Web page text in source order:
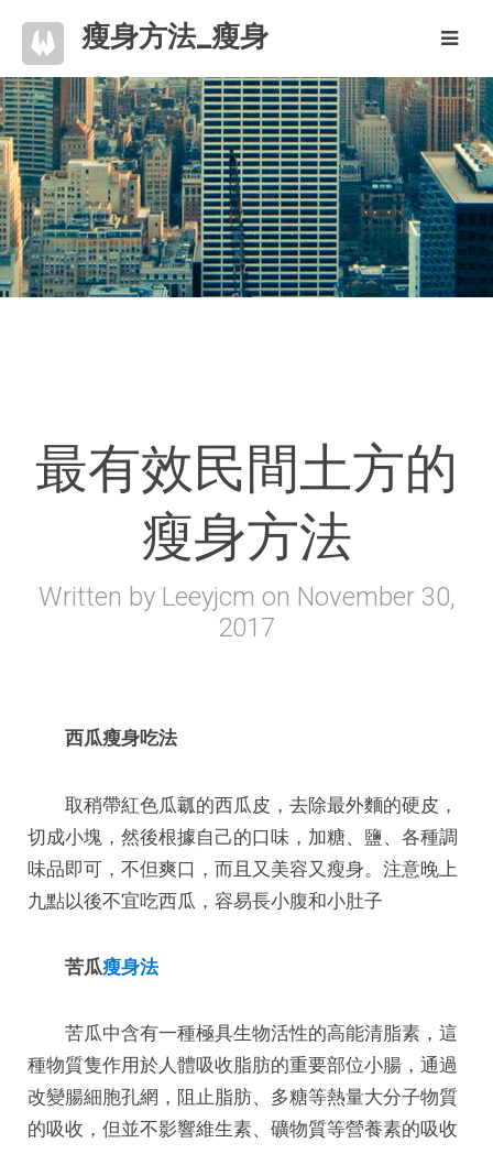
瘦身方法_瘦身
唾手可得
最有效民間土方的
瘦身方法
Written by Leeyjcm on November 30,
2017
西瓜瘦身吃法
取稍帶紅色瓜瓤的西瓜皮，去除最外麵的硬皮，
切成小塊，然後根據自己的口味，加糖、鹽、各種調
味品即可，不但爽口，而且又美容又瘦身。注意晚上
九點以後不宜吃西瓜，容易長小腹和小肚子
苦瓜瘦身法
苦瓜中含有一種極具生物活性的高能清脂素，這
種物質隻作用於人體吸收脂肪的重要部位小腸，通過
改變腸細胞孔網，阻止脂肪、多糖等熱量大分子物質
的吸收，但並不影響維生素、礦物質等營養素的吸收